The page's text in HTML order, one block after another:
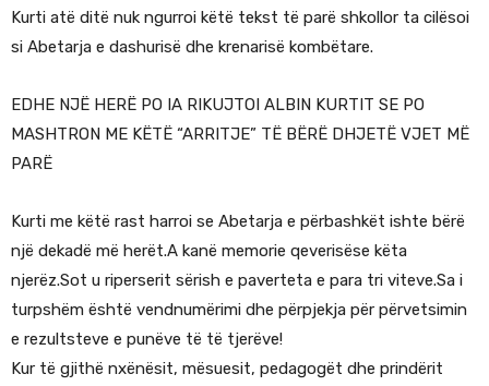
Kurti atë ditë nuk ngurroi këtë tekst të parë shkollor ta cilësoi
si Abetarja e dashurisë dhe krenarisë kombëtare.
EDHE NJË HERË PO IA RIKUJTOI ALBIN KURTIT SE PO
MASHTRON ME KËTË “ARRITJE” TË BËRË DHJETË VJET MË
PARË
Kurti me këtë rast harroi se Abetarja e përbashkët ishte bërë
një dekadë më herët.A kanë memorie qeverisëse këta
njerëz.Sot u riperserit sërish e paverteta e para tri viteve.Sa i
turpshëm është vendnumërimi dhe përpjekja për përvetsimin
e rezultsteve e punëve të të tjerëve!
Kur të gjithë nxënësit, mësuesit, pedagogët dhe prindërit